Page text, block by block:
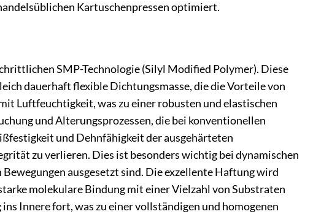
Kartuschenpressen optimiert.
SMP-Technologie (Silyl Modified Polymer). Diese
dauerhaft flexible Dichtungsmasse, die die Vorteile von
Luftfeuchtigkeit, was zu einer robusten und elastischen
und Alterungsprozessen, die bei konventionellen
und Dehnfähigkeit der ausgehärteten
zu verlieren. Dies ist besonders wichtig bei dynamischen
ausgesetzt sind. Die exzellente Haftung wird
molekulare Bindung mit einer Vielzahl von Substraten
Innere fort, was zu einer vollständigen und homogenen